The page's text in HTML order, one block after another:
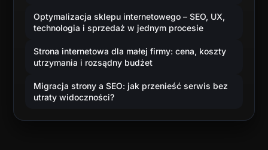
Optymalizacja sklepu internetowego – SEO, UX,
technologia i sprzedaż w jednym procesie
Strona internetowa dla małej firmy: cena, koszty
utrzymania i rozsądny budżet
Migracja strony a SEO: jak przenieść serwis bez
utraty widoczności?